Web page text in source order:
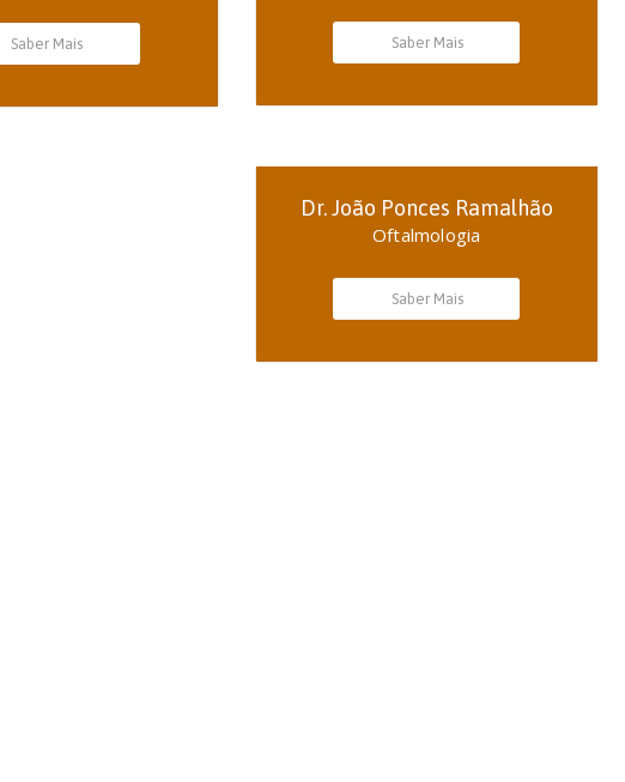
Saber Mais Saber Mais
Dr. João Ponces Ramalhão
Oftalmologia
Saber Mais